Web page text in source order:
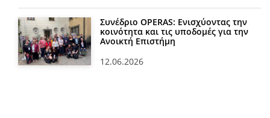
Συνέδριο OPERAS: Ενισχύοντας την
κοινότητα και τις υποδομές για την
Ανοικτή Επιστήμη
12.06.2026